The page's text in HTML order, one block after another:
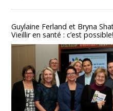
Guylaine Ferland et Bryna
Vieillir en santé : c’est possible!